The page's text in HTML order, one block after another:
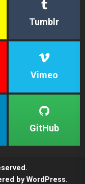
Tumblr
Vimeo
GitHub
byWordPress.